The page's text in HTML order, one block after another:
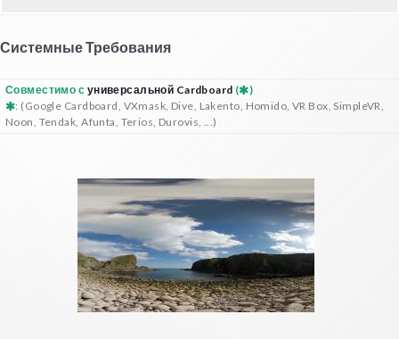
Системные Требования
Совместимо с универсальной Cardboard (
)
: (Google Cardboard, VXmask, Dive, Lakento, Homido, VR Box, SimpleVR,
Noon, Tendak, Afunta, Terios, Durovis, ...)